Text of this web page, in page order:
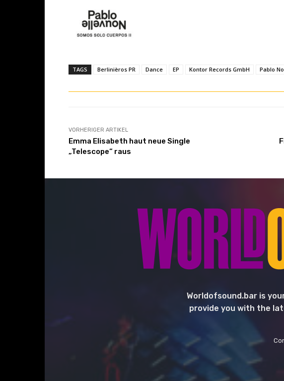
TAGS Berlinièros PR Dance EP Kontor Records GmbH Pablo
VORHERIGER ARTIKEL
Emma Elisabeth haut neue Single
„Telescope“ raus
Worldofsound.bar is
provide you with the